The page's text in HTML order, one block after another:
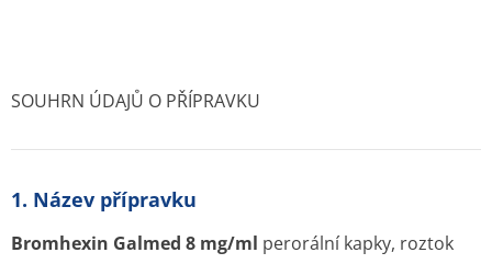
SOUHRN ÚDAJŮ O PŘÍPRAVKU
1. Název přípravku
Bromhexin Galmed 8 mg/ml perorální kapky, roztok